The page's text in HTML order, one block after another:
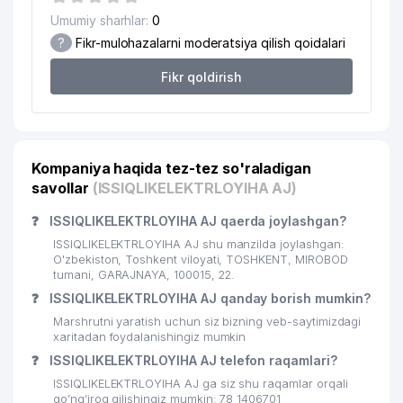
20 GEOLTEXTA'MINOT DK
21
XAYRLI KUN SERVIS UY-JOY MULK
140 м
24 TOG'LAR MChJ
26
BOLALAR MUSIQA VA SAN'AT
MAKTABI №22
147 м
27 GECO INNO MChJ 150 м
28 GAZSTROYINJINIRING MChJ 151 м
CREATIVE EDUCATION NODAVLAT
TA'LIM MUASSASASI
Umumiy sharhlar: 0
? Fikr-mulohazalarni moderatsiya qilish qoidalari
Fikr qoldirish
Kompaniya haqida tez-tez so'raladigan
savollar (ISSIQLIKELEKTRLOYIHA AJ)
❓ ISSIQLIKELEKTRLOYIHA AJ qaerda joylashgan?
ISSIQLIKELEKTRLOYIHA AJ shu manzilda joylashgan:
O'zbekiston, Toshkent viloyati, TOSHKENT, MIROBOD
tumani, GARAJNAYA, 100015, 22.
❓ ISSIQLIKELEKTRLOYIHA AJ qanday borish mumkin?
Marshrutni yaratish uchun siz bizning veb-saytimizdagi
xaritadan foydalanishingiz mumkin
❓ ISSIQLIKELEKTRLOYIHA AJ telefon raqamlari?
ISSIQLIKELEKTRLOYIHA AJ ga siz shu raqamlar orqali
qo’ng’iroq qilishingiz mumkin: 78 1406701